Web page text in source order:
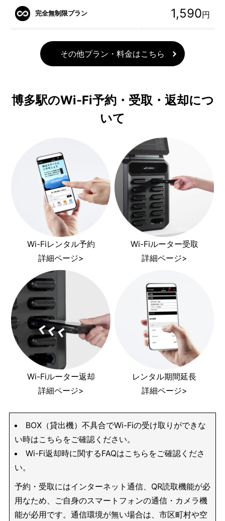
完全無制限プラン 1,590円
その他プラン・料金はこちら
博多駅のWi-Fi予約・受取・返却につ
いて
Wi-Fiレンタル予約
詳細ページ>
Wi-Fiルーター受取
詳細ページ>
Wi-Fiルーター返却
詳細ページ>
レンタル期間延長
詳細ページ>
BOX（貸出機）不具合でWi-Fiの受け取りができな
い時はこちらをご確認ください。
Wi-Fi返却時に関するFAQはこちらをご確認くださ
い。
予約・受取にはインターネット通信、QR読取機能が必
用なため、ご自身のスマートフォンの通信・カメラ機
能が必用です。通信環境が無い場合は、市区町村や空